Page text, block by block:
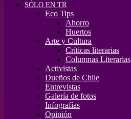
SÓLO EN TR
Eco Tips
Ahorro
Huertos
Arte y Cultura
Críticas literarias
Columnas Literarias
Activistas
Dueños de Chile
Entrevistas
Galería de fotos
Infografías
Opinión